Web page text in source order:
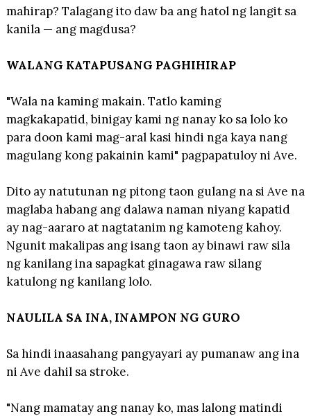
mahirap? Talagang ito daw ba ang hatol ng langit sa
kanila — ang magdusa?
WALANG KATAPUSANG PAGHIHIRAP
"Wala na kaming makain. Tatlo kaming
magkakapatid, binigay kami ng nanay ko sa lolo ko
para doon kami mag-aral kasi hindi nga kaya nang
magulang kong pakainin kami" pagpapatuloy ni Ave.
Dito ay natutunan ng pitong taon gulang na si Ave na
maglaba habang ang dalawa naman niyang kapatid
ay nag-aararo at nagtatanim ng kamoteng kahoy.
Ngunit makalipas ang isang taon ay binawi raw sila
ng kanilang ina sapagkat ginagawa raw silang
katulong ng kanilang lolo.
NAULILA SA INA, INAMPON NG GURO
Sa hindi inaasahang pangyayari ay pumanaw ang ina
ni Ave dahil sa stroke.
"Nang mamatay ang nanay ko, mas lalong matindi